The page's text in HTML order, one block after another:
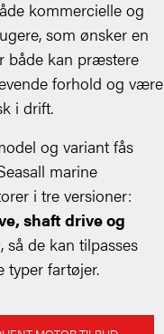
kommercielle og
som ønsker en
både kan præstere
forhold og være
i drift.
og variant fås
marine
i tre versioner:
shaft drive og
, så de kan tilpasses
typer fartøjer.